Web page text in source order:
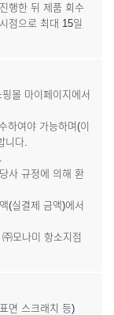
행한 뒤 제품 회수
점으로 최대 15일
몰 마이페이지에서
하여야 가능하며(이
니다.
사 규정에 의해 환
(실결제 금액)에서
모나미 항소지점
면 스크래치 등)